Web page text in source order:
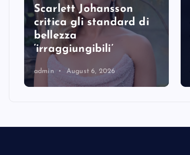
Scarlett Johansson
critica gli standard di
bellezza
‘irraggiungibili’
admin August 6, 2026